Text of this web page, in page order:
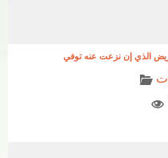
الذي إن نزعت عنه توفي